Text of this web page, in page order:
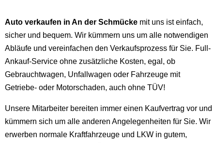
Auto verkaufen in An der Schmücke mit uns ist einfach,
sicher und bequem. Wir kümmern uns um alle notwendigen
Abläufe und vereinfachen den Verkaufsprozess für Sie. Full-
Ankauf-Service ohne zusätzliche Kosten, egal, ob
Gebrauchtwagen, Unfallwagen oder Fahrzeuge mit
Getriebe- oder Motorschaden, auch ohne TÜV!
Unsere Mitarbeiter bereiten immer einen Kaufvertrag vor und
kümmern sich um alle anderen Angelegenheiten für Sie. Wir
erwerben normale Kraftfahrzeuge und LKW in gutem,